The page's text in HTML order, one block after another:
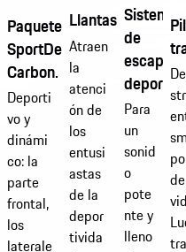
Paquete
SportDesign
Carbon.
Deporti
vo y
dinámi
co: la
parte
frontal,
los
laterale
Llantas.
Atraen
la
atenci
ón de
los
entusi
astas
de la
depor
tivida
Sistema
de
escape
Para
un
sonid
o
pote
nte y
lleno